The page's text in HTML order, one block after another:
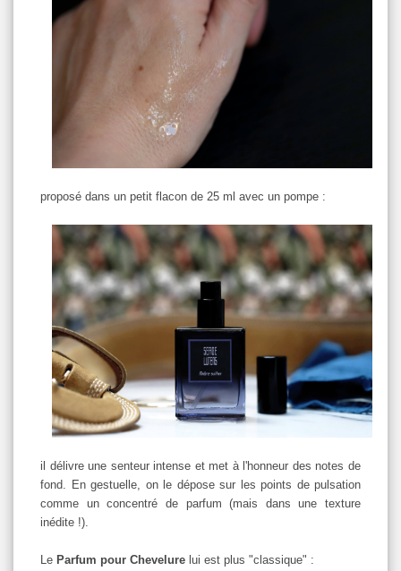
proposé dans un petit flacon de 25 ml avec un pompe :
il délivre une senteur intense et met à l'honneur des notes de
fond. En gestuelle, on le dépose sur les points de pulsation
comme un concentré de parfum (mais dans une texture
inédite !).
Le Parfum pour Chevelure lui est plus "classique" :